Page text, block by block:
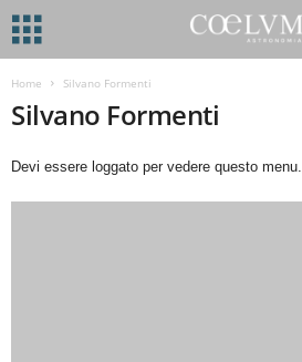
Home Silvano Formenti
Silvano Formenti
Devi essere loggato per vedere questo menu.